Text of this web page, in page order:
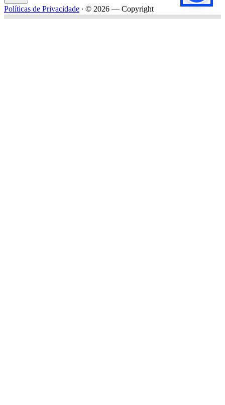
Políticas de Privacidade ∙ © 2026 — Copyright